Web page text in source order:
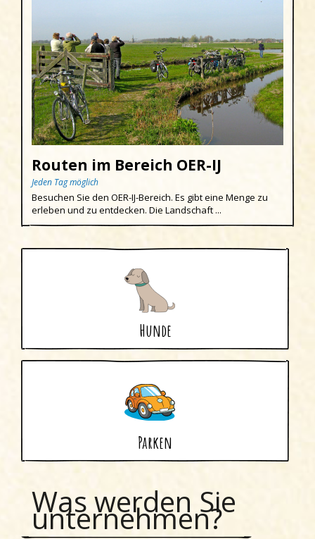
Routen im Bereich OER-IJ
Jeden Tag möglich
Besuchen Sie den OER-IJ-Bereich. Es gibt eine Menge zu
erleben und zu entdecken. Die Landschaft ...
Hunde
Parken
Was werden Sie
unternehmen?